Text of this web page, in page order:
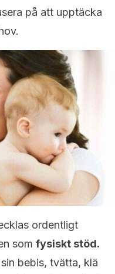
på att upptäcka
ordentligt
som fysiskt stöd.
bebis, tvätta, klä